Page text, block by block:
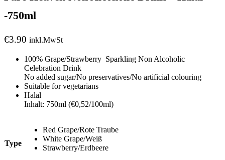
-750ml
€3.90 inkl.MwSt
100% Grape/Strawberry Sparkling Non Alcoholic
Celebration Drink
No added sugar/No preservatives/No artificial colouring
Suitable for vegetarians
Halal
Inhalt: 750ml (€0,52/100ml)
Type
Red Grape/Rote Traube
White Grape/Weiß
Strawberry/Erdbeere